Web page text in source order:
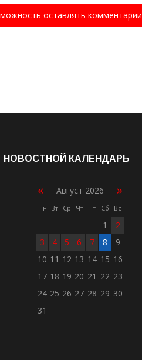
оставлять комментарии
НОВОСТНОЙ КАЛЕНДАРЬ
« Август 2026 »
Пн Вт Ср Чт Пт Сб Вс
1
2
3
4 5 6 7 8
9
10 11 12 13 14 15 16
17 18 19 20 21 22 23
24 25 26 27 28 29 30
31